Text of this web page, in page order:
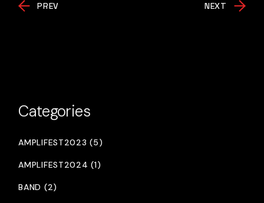
PREV NEXT
Categories
AMPLIFEST2023 (5)
AMPLIFEST2024 (1)
BAND (2)